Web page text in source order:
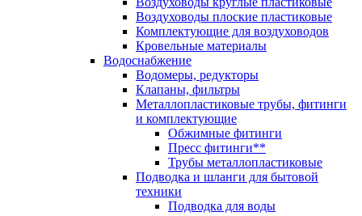
Воздуховоды плоские пластиковые
Комплектующие для воздуховодов
Кровельные материалы
Водоснабжение
Водомеры, редукторы
Клапаны, фильтры
Металлопластиковые трубы, фитинги
и комплектующие
Обжимные фитинги
Пресс фитинги**
Трубы металлопластиковые
Подводка и шланги для бытовой
техники
Подводка для воды